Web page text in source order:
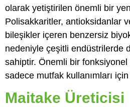
olarak yetiştirilen önemli bir
Polisakkaritler, antioksidanlar
bileşikler içeren benzersiz
nedeniyle çeşitli endüstrilerde
sahiptir. Önemli bir fonksiyonel
sadece mutfak kullanımları
Maitake Üreticisi